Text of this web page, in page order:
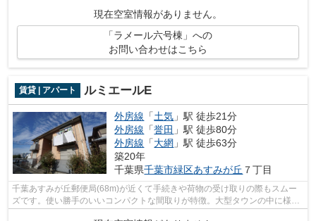
現在空室情報がありません。
「ラメール六号棟」への
お問い合わせはこちら
賃貸 | アパート ルミエールE
外房線 「土気 」駅 徒歩21分
外房線 「誉田 」駅 徒歩80分
外房線 「大網 」駅 徒歩63分
築20年
千葉県千葉市緑区あすみが丘 ７丁目
千葉あすみが丘郵便局(68m)が近くて手続きや荷物の受け取りの際もスムー
ズです。使い勝手のいいコンパクトな間取りが特徴。大型タウンの中に様々